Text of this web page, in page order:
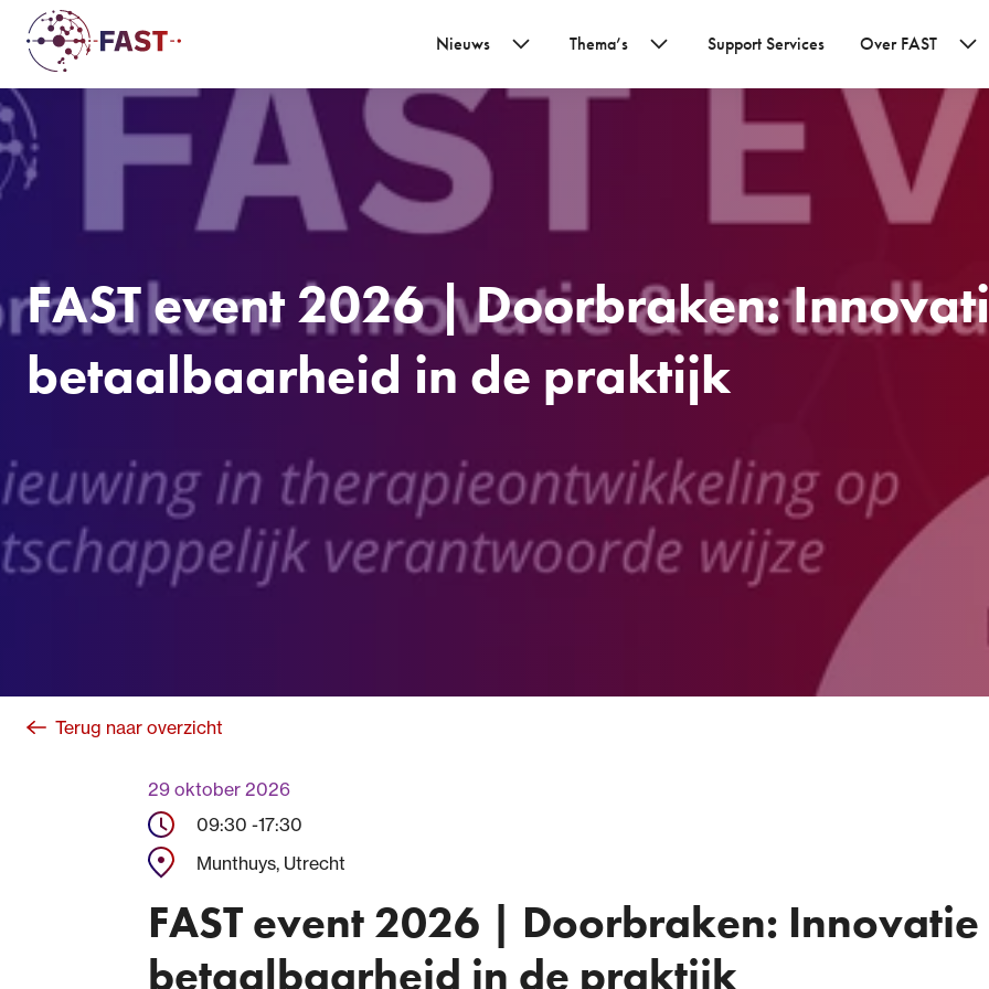
Nieuws Thema’s Support Services Over FAST
FAST event 2026 | Doorbraken:
betaalbaarheid in de praktijk
Terug naar overzicht
29 oktober 2026
09:30 -17:30
Munthuys, Utrecht
FAST event 2026 | Doorbraken: Innovatie
betaalbaarheid in de praktijk